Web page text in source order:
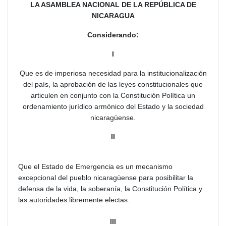
LA ASAMBLEA NACIONAL DE LA REPÚBLICA DE
NICARAGUA
Considerando:
I
Que es de imperiosa necesidad para la institucionalización
del país, la aprobación de las leyes constitucionales que
articulen en conjunto con la Constitución Política un
ordenamiento jurídico armónico del Estado y la sociedad
nicaragüense.
II
Que el Estado de Emergencia es un mecanismo
excepcional del pueblo nicaragüense para posibilitar la
defensa de la vida, la soberanía, la Constitución Política y
las autoridades libremente electas.
III